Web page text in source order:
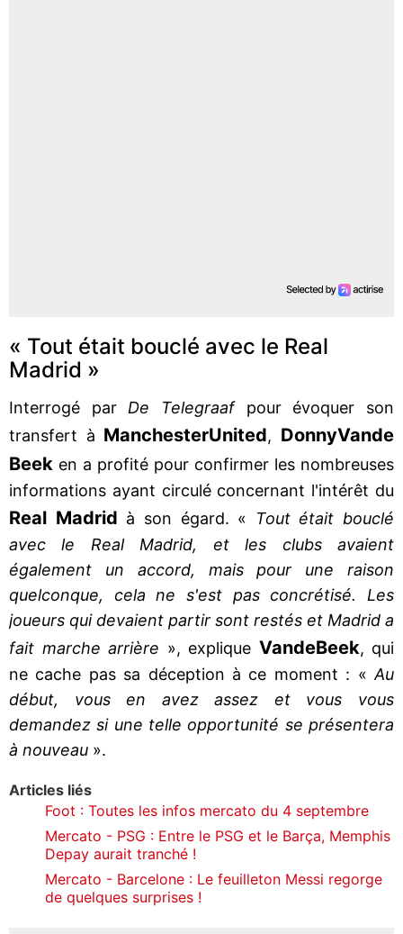
« Tout était bouclé avec le Real
Madrid »
Interrogé par De Telegraafpour évoquer son
transfert à ManchesterUnited, DonnyVande
Beek en a profité pour confirmer les nombreuses
informations ayant circulé concernant l'intérêt du
Real Madrid à son égard. «
Tout était bouclé
avec le Real Madrid, et les clubs avaient
également un accord, mais pour une raison
quelconque, cela ne s'est pas concrétisé. Les
joueurs qui devaient partir sont restés et Madrid a
fait marche arrière », explique VandeBeek, qui
ne cache pas sa déception à ce moment : « Au
début, vous en avez assez et vous vous
demandez si une telle opportunité se présentera
à nouveau ».
Articles liés
Foot : Toutes les infos mercato du 4 septembre
Mercato - PSG : Entre le PSG et le Barça, Memphis
Depay aurait tranché !
Mercato - Barcelone : Le feuilleton Messi regorge
de quelques surprises !